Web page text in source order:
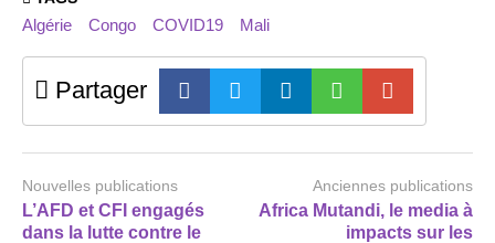
Algérie Congo COVID19 Mali
Partager
Nouvelles publications
L’AFD et CFI engagés
dans la lutte contre le
Anciennes publications
Africa Mutandi, le media à
impacts sur les